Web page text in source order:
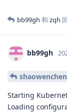
bb99gh 和 zqh
bb99gh
shaowenchen
Starting
Loading